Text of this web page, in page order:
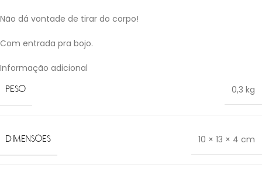
Não dá vontade de tirar do corpo!
Com entrada pra bojo.
Informação adicional
PESO 0,3 kg
DIMENSÕES 10 × 13 × 4 cm